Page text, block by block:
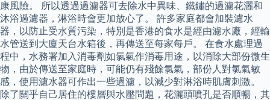
康風險。 所以透過過濾器可去除水中異味、鐵鏽的過濾花灑和
沐浴過濾器，淋浴時會更加放心了。 許多家庭都會加裝濾水
器，以防止受水質污染，特別是香港的食水是經由濾水廠，經輸
水管送到大廈天台水箱後，再傳送至每家每戶。 在食水處理過
程中，水務署加入消毒劑如氯氣作消毒用途，以消除大部份微生
物，由於傳送至家庭時，可能仍有殘餘氯氣，部份人對氯氣敏
感，使用濾水器可作出一些過濾，以減少對淋浴時肌膚刺激。
除了關乎自己居住的樓層與水壓問題，花灑頭噴孔是否順暢，其